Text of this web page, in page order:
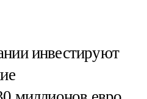
инвестируют